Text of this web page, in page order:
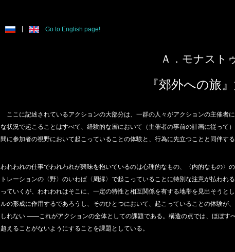
Go to English page!
Ａ．モナスト
『郊外への旅
ここに記述されているアクションの大部分は、一群の人々がアクションの主催者
な状況で起こることはすべて、経験的な層において（主催者の事前の計画に従っ
間に参加者の視野において起こっていることの体験と、行為に先立つことと同伴す
われわれの仕事でわれわれが興味を抱いているのは心理的なもの、〈内的なもの
トレーションの〈野〉のいわば〈周縁〉で起こっていることに特別な注意が払わ
っていくが、われわれはそこに、一定の特性と相互関係を有する地帯を見出そう
ルの形成に作用するであろうし、そのひとつにおいて、起こっていることの体験
しれない ――これがアクションの全体としての課題である。構造の点では、ほぼす
超えることがないようにすることを課題としている。